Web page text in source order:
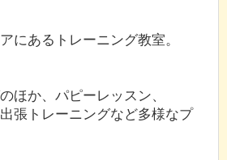
にあるトレーニング教室。
ほか、パピーレッスン、
張トレーニングなど多様なプ